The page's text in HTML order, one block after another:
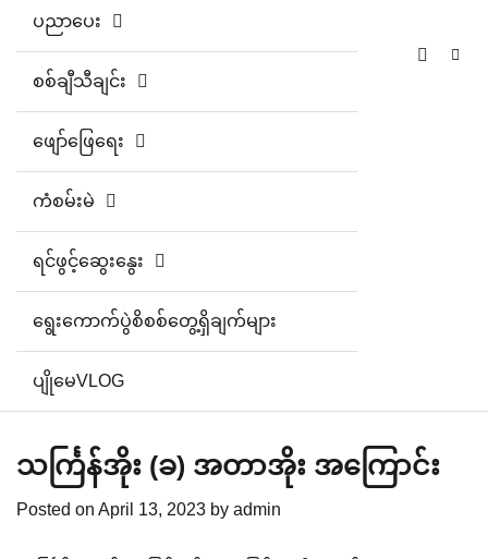
ပညာပေး
စစ်ချီသီချင်း
ဖျော်ဖြေရေး
ကံစမ်းမဲ
ရင်ဖွင့်ဆွေးနွေး
ရွေးကောက်ပွဲစိစစ်တွေ့ရှိချက်များ
ပျိုမေVLOG
သင်္ကြန်အိုး (ခ) အတာအိုး အကြောင်း
Posted on April 13, 2023 by admin